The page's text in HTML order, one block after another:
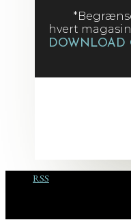
hvert
DOWNLOAD
RSS